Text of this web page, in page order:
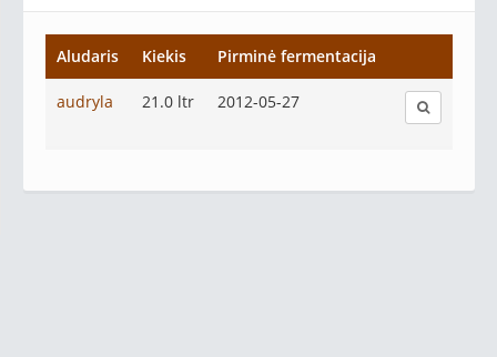
Aludaris Kiekis Pirminė fermentacija
audryla 21.0 ltr 2012-05-27